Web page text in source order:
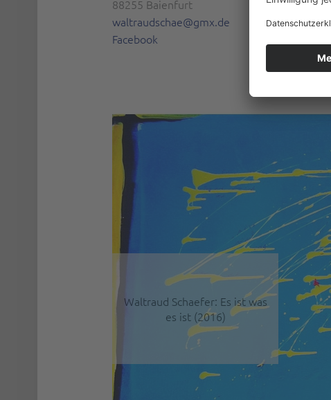
88255 Baienfurt
waltraudschae@gmx.de
Facebook
Waltraud Schaefer: Es ist was
es ist (2016)